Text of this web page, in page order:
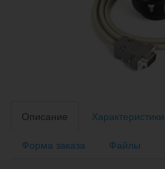
Описание Характеристики
Форма заказа Файлы